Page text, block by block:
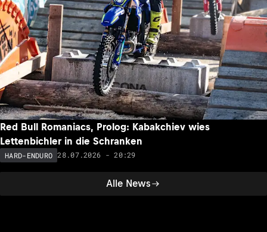
Alle News
Red Bull Romaniacs, Prolog: Kabakchiev wies
Lettenbichler in die Schranken
HARD-ENDURO 28.07.2026 - 20:29